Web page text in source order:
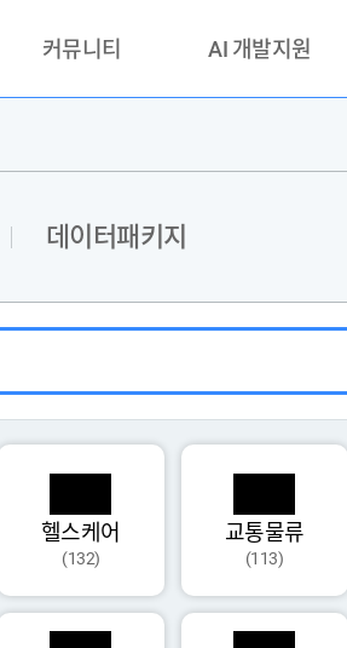
커뮤니티
활용성과 우수사례
품질가이드
AI 개발지원
데이터패키지
헬스케어
(132)
교통물류
(113)